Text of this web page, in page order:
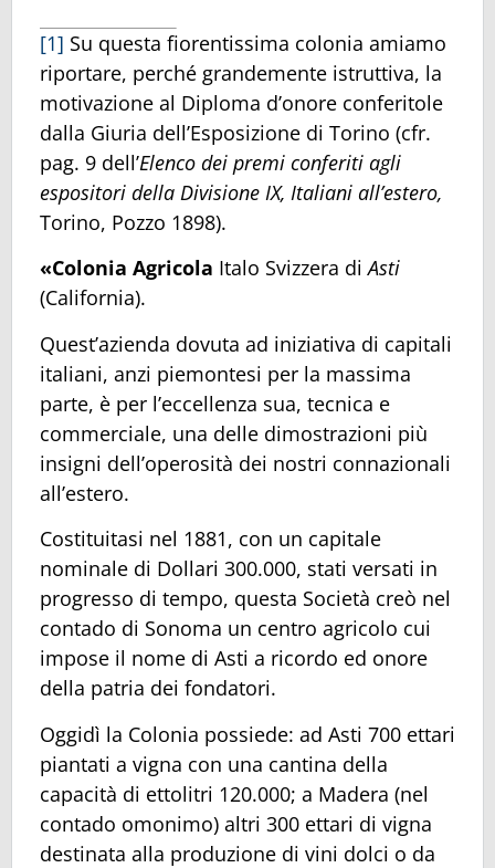
[1] Su questa fiorentissima colonia amiamo
riportare, perché grandemente istruttiva, la
motivazione al Diploma d’onore conferitole
dalla Giuria dell’Esposizione di Torino (cfr.
pag. 9 dell’Elenco dei premi conferiti agli
espositori della Divisione IX, Italiani all’estero,
Torino, Pozzo 1898).
«Colonia Agricola Italo Svizzera diAsti
(California).
Quest’azienda dovuta ad iniziativa di capitali
italiani, anzi piemontesi per la massima
parte, è per l’eccellenza sua, tecnica e
commerciale, una delle dimostrazioni più
insigni dell’operosità dei nostri connazionali
all’estero.
Costituitasi nel 1881, con un capitale
nominale di Dollari 300.000, stati versati in
progresso di tempo, questa Società creò nel
contado di Sonoma un centro agricolo cui
impose il nome di Asti a ricordo ed onore
della patria dei fondatori.
Oggidì la Colonia possiede: ad Asti 700 ettari
piantati a vigna con una cantina della
capacità di ettolitri 120.000; a Madera (nel
contado omonimo) altri 300 ettari di vigna
destinata alla produzione di vini dolci o da